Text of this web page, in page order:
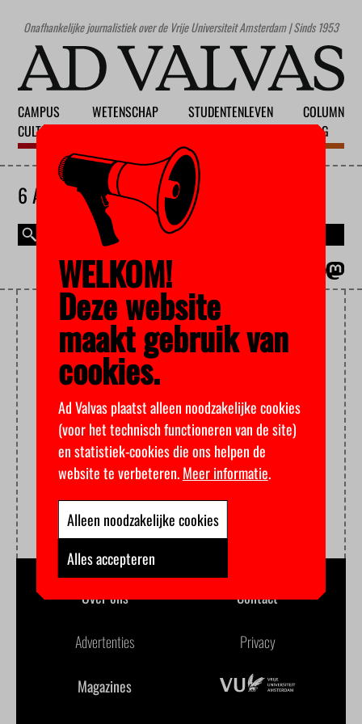
Onafhankelijke journalistiek over de Vrije Universiteit Amsterdam | Sinds 1953
CAMPUS
CULTUUR
WETENSCHAP
STUDENTENLEVEN
COLUMN
BLOG
6 AUGUSTUS 2026
OLIELEK
Over ons Contact
Advertenties Privacy
Magazines
WELKOM!
Deze website
maakt gebruik van
cookies.
Ad Valvas plaatst alleen noodzakelijke cookies
(voor het technisch functioneren van de site)
en statistiek-cookies die ons helpen de
website te verbeteren.Meer informatie.
Alleen noodzakelijke cookies
Alles accepteren